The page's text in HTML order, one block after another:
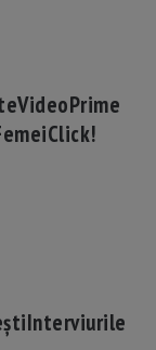
VideoPrime
Click!
Interviurile